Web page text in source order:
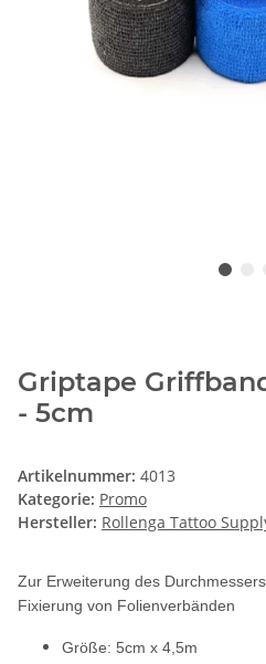
Griptape
- 5cm
Artikelnummer: 4013
Kategorie: Promo
Hersteller: Rollenga Tattoo
Zur Erweiterung des
Fixierung von Folienverbänden
Größe: 5cm x 4,5m